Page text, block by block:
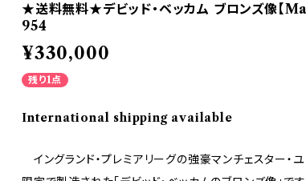
★送料無料★デビッド・ベッカム ブロンズ像
954
¥330,000
残り1点
International shipping available
イングランド・プレミアリーグの強豪マンチェスター・